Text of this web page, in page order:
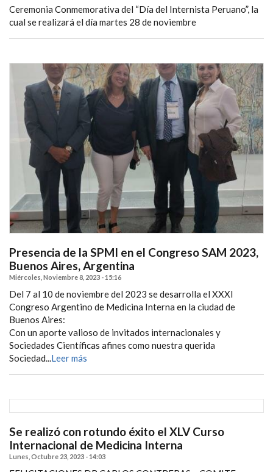
Ceremonia Conmemorativa del “Día del Internista Peruano”, la
cual se realizará el día martes 28 de noviembre
Presencia de la SPMI en el Congreso SAM 2023,
Buenos Aires, Argentina
Miércoles, Noviembre 8, 2023 - 15:16
Del 7 al 10 de noviembre del 2023 se desarrolla el XXXI
Congreso Argentino de Medicina Interna en la ciudad de
Buenos Aires:
Con un aporte valioso de invitados internacionales y
Sociedades Científicas afines como nuestra querida
Sociedad...Leer más
Se realizó con rotundo éxito el XLV Curso
Internacional de Medicina Interna
Lunes, Octubre 23, 2023 - 14:03